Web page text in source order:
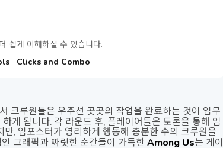
쉽게 이해하실 수 있습니다.
Clicks and Combo
크루원들은 우주선 곳곳의 작업을 완료하는 것이 임무
게 됩니다. 각 라운드 후, 플레이어들은 토론을 통해 임
, 임포스터가 영리하게 행동해 충분한 수의 크루원을
그래픽과 짜릿한 순간들이 가득한 Among Us는 게이